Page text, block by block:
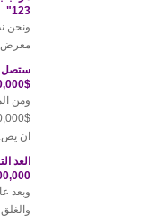
ونحن
معرض
ستصل
ومن
ان
العد
وبعد
عنوان